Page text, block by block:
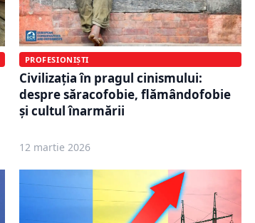
PROFESIONIȘTI
Civilizația în pragul cinismului:
despre săracofobie, flămândofobie
și cultul înarmării
12 martie 2026